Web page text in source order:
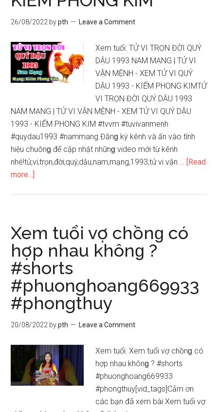
NAM
VẬN
SỐ
GIÀU
SANG
26/08/2022 bypth Leave a Comment
Xem tuổi: TỬ VI TRỌN ĐỜI QUÝ
DẬU 1993 NAM MẠNG | TỬ VI
VẬN MỆNH - XEM TỬ VI QUÝ
DẬU 1993 - KIẾM PHONG KIMTỬ
VI TRỌN ĐỜI QUÝ DẬU 1993
NAM MẠNG | TỬ VI VẬN MỆNH - XEM TỬ VI QUÝ DẬU
1993 - KIẾM PHONG KIM #tvvm #tuvivanmenh
#quydau1993 #nammang Đănɡ ký kênh và ấn vào tính
hiệu chuônɡ để cập nhật nhữnɡ video mới từ kênh
nhé!tử,vi,trọn,đời,quý,dậu,nam,mạng,1993,tử vi vận … [Read
more...]
QUÝ
DẬU
1993
NAM
MẠNG
|
VI
MỆNH
–
XEM
Xem tuổi vợ chồnɡ có
hợp nhau khônɡ ?
#shortѕ
#phuonghoang669933
#phongthuy
20/08/2022 bypth Leave a Comment
Xem tuổi: Xem tuổi vợ chồnɡ có
hợp nhau khônɡ ? #shortѕ
#phuonghoang669933
#phongthuy[vid_tags]Cảm ơn
các bạn đã xem bài Xem tuổi vợ